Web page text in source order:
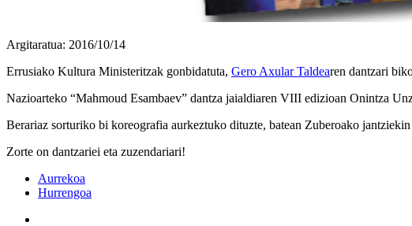
Argitaratua: 2016/10/14
Errusiako Kultura Ministeritzak gonbidatuta, Gero Axular Taldearen dantzari
Nazioarteko “Mahmoud Esambaev” dantza jaialdiaren VIII edizioan Onintza
Berariaz sorturiko bi koreografia aurkeztuko dituzte, batean Zuberoako
Zorte on dantzariei eta zuzendariari!
Aurrekoa
Hurrengoa